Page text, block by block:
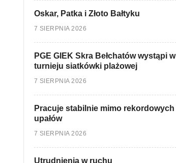
Oskar, Patka i Złoto Bałtyku
7 SIERPNIA 2026
PGE GIEK Skra Bełchatów wystąpi w
turnieju siatkówki plażowej
7 SIERPNIA 2026
Pracuje stabilnie mimo rekordowych
upałów
7 SIERPNIA 2026
Utrudnienia w ruchu